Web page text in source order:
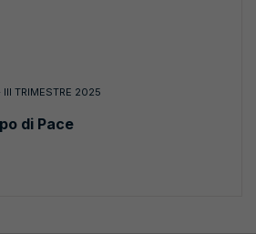
TRIMESTRE 2025
di Pace